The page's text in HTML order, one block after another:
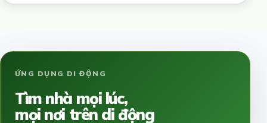
ỨNG DỤNG DI ĐỘNG
Tìm nhà mọi lúc,
mọi nơi trên di động